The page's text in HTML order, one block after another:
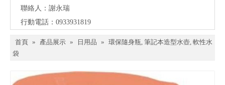
聯絡人：謝永瑞
行動電話：0933931819
首頁 » 產品展示 » 日用品 » 環保隨身瓶, 筆記本造型水壺, 軟性水
袋